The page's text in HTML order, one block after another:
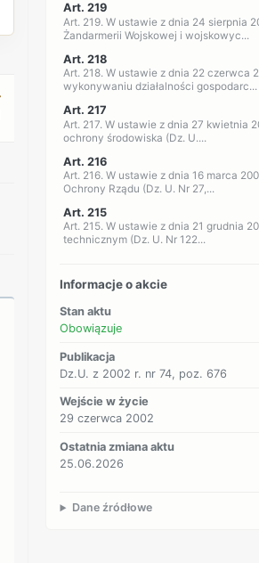
Art. 219
Art. 219. W ustawie z dnia 24 sierpnia
Żandarmerii Wojskowej i wojskowyc...
Art. 218
Art. 218. W ustawie z dnia 22 czerwca
wykonywaniu działalności gospodarc...
Art. 217
Art. 217. W ustawie z dnia 27 kwietnia
ochrony środowiska (Dz. U....
Art. 216
Art. 216. W ustawie z dnia 16 marca
Ochrony Rządu (Dz. U. Nr 27,...
Art. 215
Art. 215. W ustawie z dnia 21 grudnia
technicznym (Dz. U. Nr 122...
Informacje o akcie
Stan aktu
Obowiązuje
Publikacja
Dz.U. z 2002 r. nr 74, poz. 676
Wejście w życie
29 czerwca 2002
Ostatnia zmiana aktu
25.06.2026
Dane źródłowe